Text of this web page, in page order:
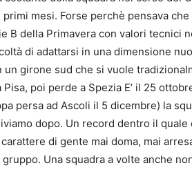
mesi. Forse perchè pensava
B della Primavera con valori tecnici
di adattarsi in una dimensione
girone sud che si vuole
poi perde a Spezia E’ il 25
persa ad Ascoli il 5 dicembre) la
dopo. Un record dentro il
di gente mai doma, mai
Una squadra a volte anche